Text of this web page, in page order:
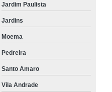
Jardim Paulista
Jardins
Moema
Pedreira
Santo Amaro
Vila Andrade